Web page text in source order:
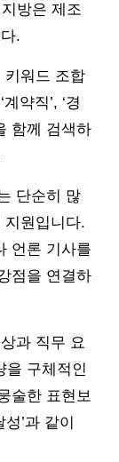
방은 제조
.
키워드 조합
약직’, ‘경
함께 검색하
단순히 많
지원입니다.
언론 기사를
점을 연결하
과 직무 요
을 구체적인
술한 표현보
’과 같이